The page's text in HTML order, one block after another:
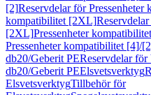
[2]Reservdelar för
kompatibilitet [2XL]
[2XL]Pressenheter
Pressenheter kompatibilitet [4]/
db20/Geberit PEReservdelar
db20/Geberit PEElsvetsverktyg
ElsvetsverktygTillbehör för